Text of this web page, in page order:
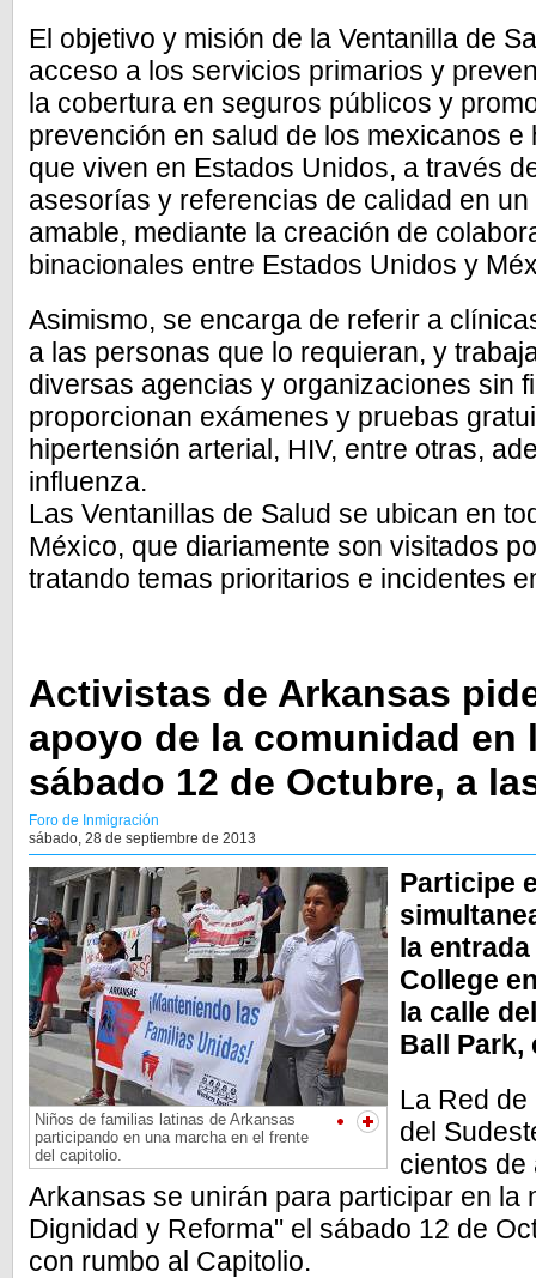
El objetivo y misión de la Ventanilla de
acceso a los servicios primarios y
la cobertura en seguros públicos y
prevención en salud de los mexicanos
que viven en Estados Unidos, a través
asesorías y referencias de calidad en
amable, mediante la creación de
binacionales entre Estados Unidos y
Asimismo, se encarga de referir a
a las personas que lo requieran, y
diversas agencias y organizaciones sin
proporcionan exámenes y pruebas
hipertensión arterial, HIV, entre otras,
influenza.
Las Ventanillas de Salud se ubican en
México, que diariamente son visitados
tratando temas prioritarios e incidentes
Activistas de Arkansas
apoyo de la comunidad en
sábado 12 de Octubre, a
Foro de Inmigración
sábado, 28 de septiembre de 2013
Niños de familias latinas de Arkansas
participando en una marcha en el frente
del capitolio.
Participe
la
College
la calle
Ball Park,
La Red
del
cientos de
Arkansas se unirán para participar en la
Dignidad y Reforma" el sábado 12 de
con rumbo al Capitolio.